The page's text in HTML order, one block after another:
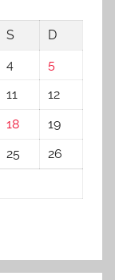
S
D
4
5
11
12
18
19
25
26